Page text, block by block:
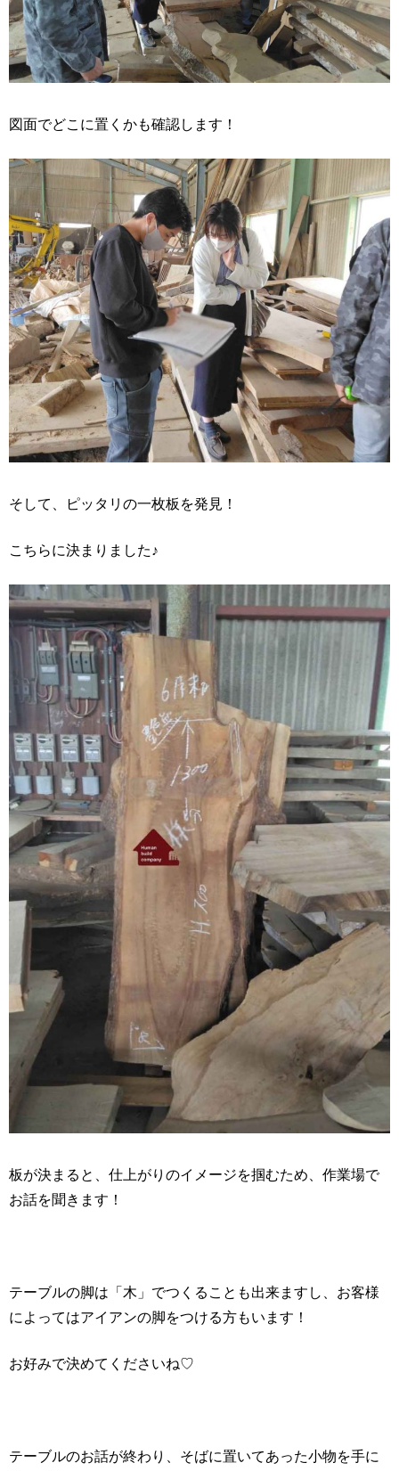
図面でどこに置くかも確認します！
そして、ピッタリの一枚板を発見！
こちらに決まりました♪
板が決まると、仕上がりのイメージを掴むため、作業場で
お話を聞きます！
テーブルの脚は「木」でつくることも出来ますし、お客様
によってはアイアンの脚をつける方もいます！
お好みで決めてくださいね♡
テーブルのお話が終わり、そばに置いてあった小物を手に